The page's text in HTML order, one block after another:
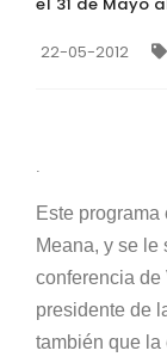
22-05-2012
Este
Meana, y se le
conferencia de
presidente de
también que la